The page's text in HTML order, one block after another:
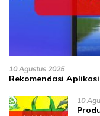
10 Agustus 2025
Rekomendasi
10